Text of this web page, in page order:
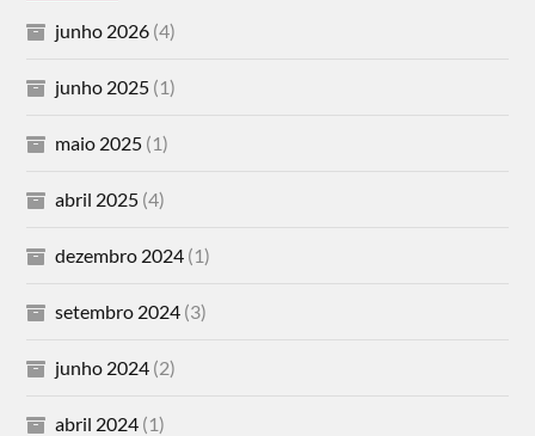
junho 2026 (4)
junho 2025 (1)
maio 2025 (1)
abril 2025 (4)
dezembro 2024 (1)
setembro 2024 (3)
junho 2024 (2)
abril 2024 (1)